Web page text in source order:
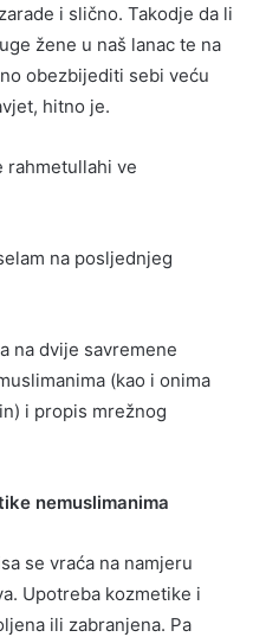
i slično. Takodje da li
žene u naš lanac te na
obezbijediti sebi veću
hitno je.
rahmetullahi ve
na posljednjeg
na dvije savremene
(kao i onima
i propis mrežnog
nemuslimanima
se vraća na namjeru
Upotreba kozmetike i
ili zabranjena. Pa